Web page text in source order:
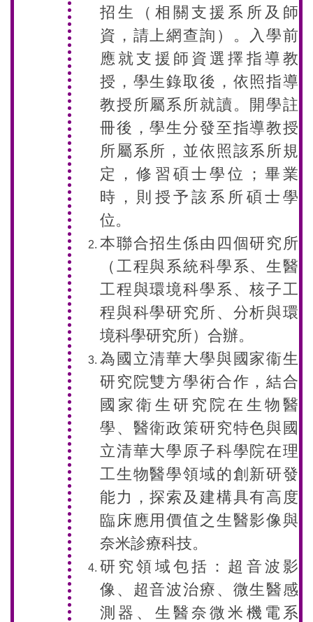
招生（相關支援系所及師
資，請上網查詢）。入學前
應就支援師資選擇指導教
授，學生錄取後，依照指導
教授所屬系所就讀。開學註
冊後，學生分發至指導教授
所屬系所，並依照該系所規
定，修習碩士學位；畢業
時，則授予該系所碩士學
位。
本聯合招生係由四個研究所
（工程與系統科學系、生醫
工程與環境科學系、核子工
程與科學研究所、分析與環
境科學研究所）合辦。
為國立清華大學與國家衞生
研究院雙方學術合作，結合
國家衛生研究院在生物醫
學、醫衛政策研究特色與國
立清華大學原子科學院在理
工生物醫學領域的創新研發
能力，探索及建構具有高度
臨床應用價值之生醫影像與
奈米診療科技。
研究領域包括：超音波影
像、超音波治療、微生醫感
測器、生醫奈微米機電系